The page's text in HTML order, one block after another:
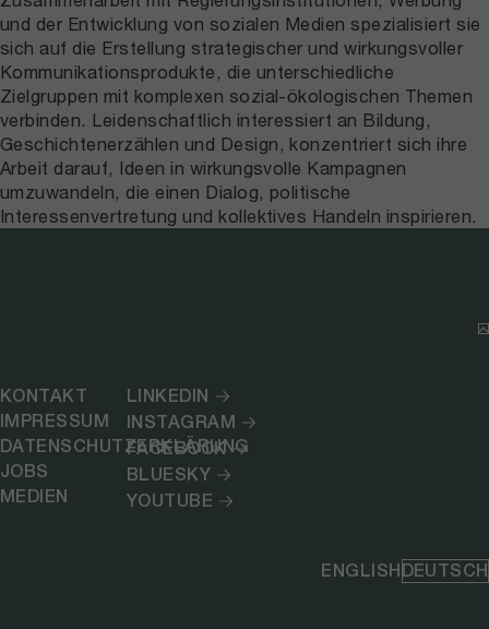
und der Entwicklung von sozialen Medien spezialisiert sie
sich auf die Erstellung strategischer und wirkungsvoller
Kommunikationsprodukte, die unterschiedliche
Zielgruppen mit komplexen sozial-ökologischen Themen
verbinden. Leidenschaftlich interessiert an Bildung,
Geschichtenerzählen und Design, konzentriert sich ihre
Arbeit darauf, Ideen in wirkungsvolle Kampagnen
umzuwandeln, die einen Dialog, politische
Interessenvertretung und kollektives Handeln inspirieren.
KONTAKT
IMPRESSUM
DATENSCHUTZERKLÄRUNG
JOBS
MEDIEN
LINKEDIN
INSTAGRAM
FACEBOOK
BLUESKY
YOUTUBE
ENGLISHDEUTSCH